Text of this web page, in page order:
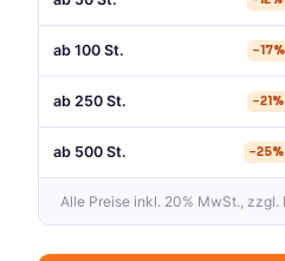
ab 100 St. −17%
ab 250 St. −21%
ab 500 St. −25%
Alle Preise inkl. 20% MwSt., zzgl.